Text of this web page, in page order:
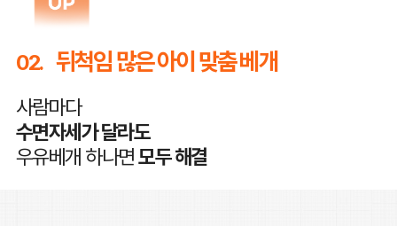
02. 뒤척임 많은 아이 맞춤 베개
사람마다
수면자세가 달라도
우유베개 하나면모두 해결